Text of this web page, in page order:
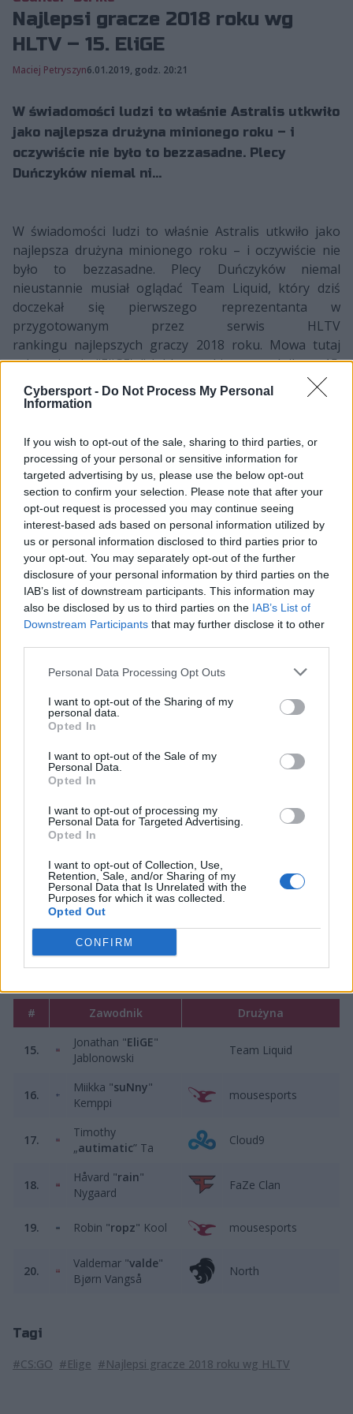
Cybersport - Do Not Process My Personal
Information
If you wish to opt-out of the sale, sharing to third parties, or
processing of your personal or sensitive information for
targeted advertising by us, please use the below opt-out
section to confirm your selection. Please note that after your
opt-out request is processed you may continue seeing
interest-based ads based on personal information utilized by
us or personal information disclosed to third parties prior to
your opt-out. You may separately opt-out of the further
disclosure of your personal information by third parties on the
IAB’s list of downstream participants. This information may
also be disclosed by us to third parties on the IAB’s List of
Downstream Participants that may further disclose it to other
Personal Data Processing Opt Outs
I want to opt-out of the Sharing of my
personal data.
Opted In
I want to opt-out of the Sale of my
Personal Data.
Opted In
I want to opt-out of processing my
Personal Data for Targeted Advertising.
Opted In
I want to opt-out of Collection, Use,
Retention, Sale, and/or Sharing of my
Personal Data that Is Unrelated with the
Purposes for which it was collected.
Opted Out
CONFIRM
Najlepsi gracze 2018 roku wg
HLTV – 15. EliGE
Maciej Petryszyn6.01.2019, godz. 20:21
W świadomości ludzi to właśnie Astralis utkwiło
jako najlepsza drużyna minionego roku – i
oczywiście nie było to bezzasadne. Plecy
Duńczyków niemal ni...
W świadomości ludzi to właśnie Astralis utkwiło jako
najlepsza drużyna minionego roku – i oczywiście nie
było to bezzasadne. Plecy Duńczyków niemal
nieustannie musiał oglądać Team Liquid, który dziś
doczekał się pierwszego reprezentanta w
przygotowanym przez serwis HLTV
rankingu najlepszych graczy 2018 roku. Mowa tutaj
o Jonathanie "EliGE'u" Jablonowskim, zawodniku z 15.
miejsca.
notował liczne wzloty i upadki, ale już od pewnego
czasu zarówno on, jak i jego koledzy ustabilizowali
swoją formę na tyle, że obecnie regularnie zajmują
lokaty w ścisłej czołówce. Sam ELiGE w prestiżowym
rankingu HLTV znalazł się drugi raz z rzędu, jednak w
2017 roku znalazł się o trzy oczka wyżej. Niemniej
należy pamiętać, że tym razem rolę gwiazd przejął
kanadyjski duet TL, przez co Jablonowski znalazł się
nieco z tyłu. Ale tylko nieco, bo to właśnie Amerykanin
miał ogromny wpływ na sukcesy odnoszone przez
podczas całego roku 2018 tylko dwukrotnie zakończył
zawody z ratingiem poniżej 1,00 – taka sytuacja miała
miejsce przy okazji Intel Extreme Masters Katowice
2018 oraz finałów 6. sezonu ECS.
@EliGEearns #15 in our Top 20 players of
2018 list for playing a pivotal role in Liquid's
successes throughout the year with several
standout performances.
pic.twitter.com/O7aeLH4kui
— HLTV.org (@HLTVorg)6 stycznia 2019
Zdobywcę pierwszego miejsca i tytułu najlepszego
zawodnika 2018 roku poznamy już 20 stycznia. Lista
# Zawodnik Drużyna
15.
Jonathan "EliGE"
Jablonowski
Team Liquid
16.
Miikka "suNny"
Kemppi
mousesports
17.
Timothy
„autimatic” Ta
Cloud9
18.
Håvard "rain"
Nygaard
FaZe Clan
19. Robin "ropz" Kool mousesports
20.
Valdemar "valde"
Bjørn Vangså
North
Tagi
#CS:GO #Elige #Najlepsi gracze 2018 roku wg HLTV